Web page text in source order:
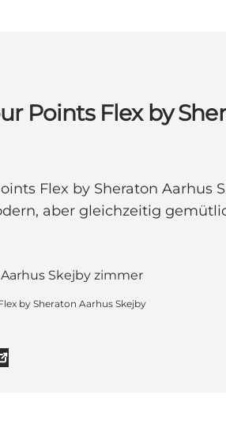
Regionen
Points Flex by
Flex by Sheraton
aber gleichzeitig
by Sheraton Aarhus Skejby